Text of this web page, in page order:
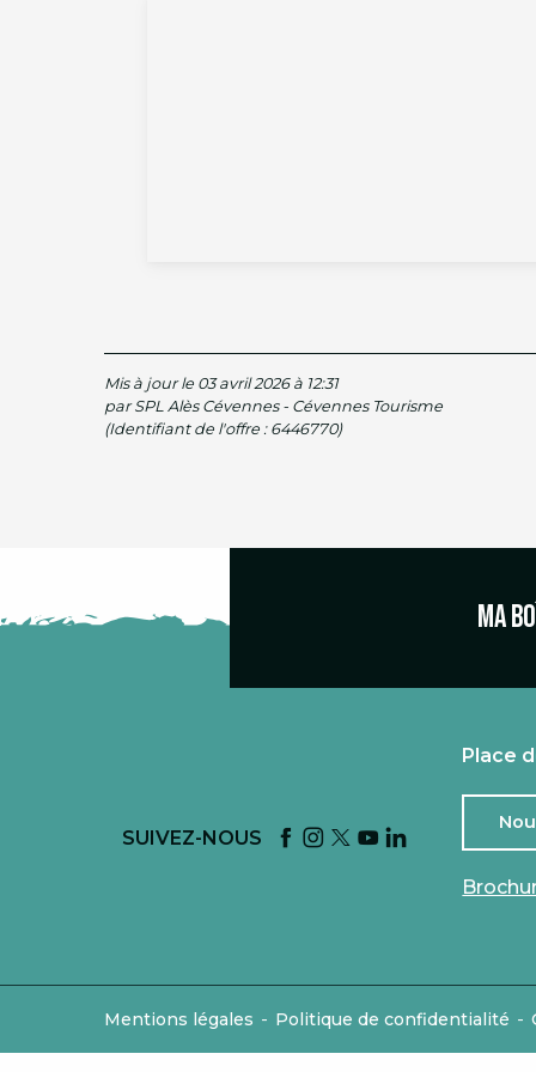
Mis à jour le 03 avril 2026 à 12:31
par SPL Alès Cévennes - Cévennes Tourisme
(Identifiant de l'offre : 6446770)
Ma
SUIVEZ-NOUS
Place
Mentions légales - Politique de confidentialité -